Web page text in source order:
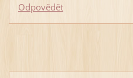
Odpovědět